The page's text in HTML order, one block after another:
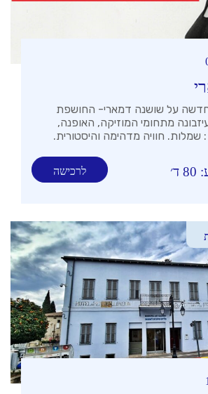
על שושנה דמארי- החושפת
מתחומי המוזיקה, האופנה,
שמלות. חוויה מדהימה והיסטורית.
לרכישה